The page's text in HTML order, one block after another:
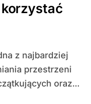
przestrzeni
oraz...